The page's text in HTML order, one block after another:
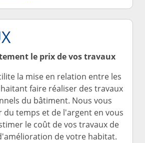
le prix de vos travaux
la mise en relation entre les
faire réaliser des travaux
du bâtiment. Nous vous
du temps et de l'argent en vous
le coût de vos travaux de
de votre habitat.